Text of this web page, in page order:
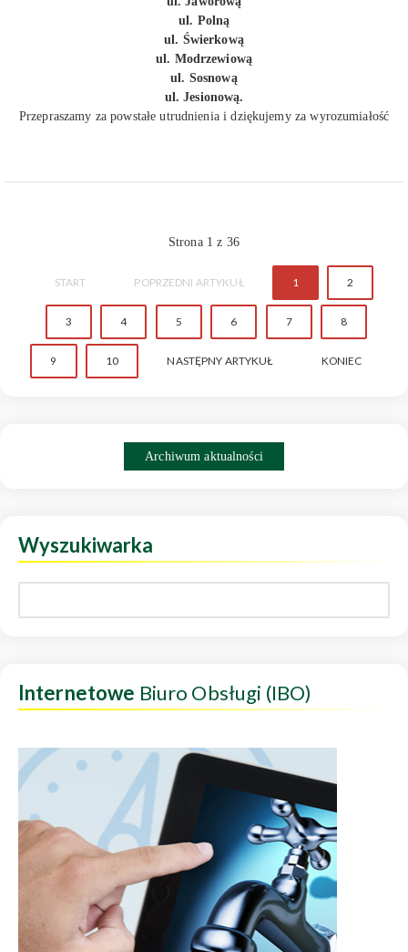
ul. Polną
ul. Świerkową
ul. Modrzewiową
ul. Sosnową
ul. Jesionową.
Przepraszamy za powstałe utrudnienia i dziękujemy za wyrozumiałość
Strona 1 z 36
START POPRZEDNI ARTYKUŁ 1 2
3 4 5 6 7 8
9 10 NASTĘPNY ARTYKUŁ KONIEC
Archiwum aktualności
Wyszukiwarka
Internetowe Biuro Obsługi (IBO)